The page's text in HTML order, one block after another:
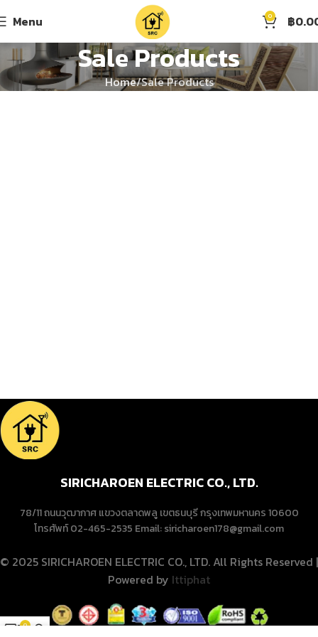
Menu 0 ฿
Sale Products
Home Sale Products
SIRICHAROEN ELECTRIC CO., LTD.
78/11 ถนนวุฒากาศ แขวงตลาดพลู เขตธนบุรี กรุงเทพมหานคร 10600
โทรศัพท์ 02-465-2535 Email: siricharoen178@gmail.com
© 2025 SIRICHAROEN ELECTRIC CO., LTD. All Rights Reserved |
Powered by Ittiphat
0